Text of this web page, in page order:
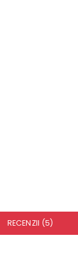
RECENZII (5)